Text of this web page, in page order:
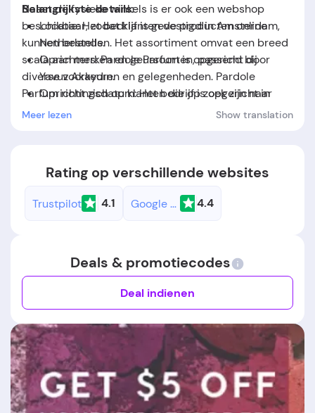
Naast de fysieke winkels is er ook een webshop
beschikbaar, zodat klanten de producten online
kunnen bestellen. Het assortiment omvat een breed
scala aan merken en geursoorten, passend bij
diverse voorkeuren en gelegenheden. Pardole
Parfum richt zich op klanten die op zoek zijn naar
kwaliteitsgeuren en een persoonlijke winkelervaring.
Belangrijkste details:
Locatie: Het bedrijf is gevestigd in Amsterdam,
Netherlands.
Oprichters: Pardole Parfum is opgericht door
Yavuz Akaydın.
Oprichtingsdatum: Het bedrijf is opgericht in
2024.
Meer lezen Show translation
Rating op verschillende websites
Trustpilot 4.1 Google Maps 4.4
Deals & promotiecodes
Deal indienen